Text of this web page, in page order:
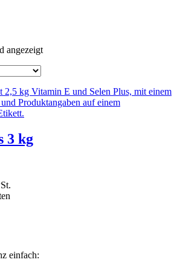
angezeigt
3 kg
einfach: